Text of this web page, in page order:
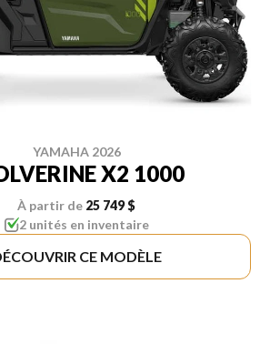
YAMAHA 2026
X2 1000
À partir de 25 749 $
2 unités en inventaire
CE MODÈLE